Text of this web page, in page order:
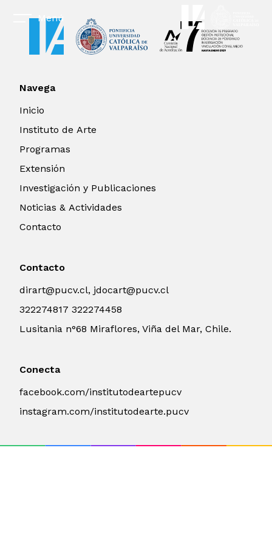
Menú
Navega
Inicio
Instituto de Arte
Programas
Extensión
Investigación y Publicaciones
Noticias & Actividades
Contacto
Contacto
dirart@pucv.cl, jdocart@pucv.cl
322274817 322274458
Lusitania n°68 Miraflores, Viña del Mar, Chile.
Conecta
facebook.com/institutodeartepucv
instagram.com/institutodearte.pucv